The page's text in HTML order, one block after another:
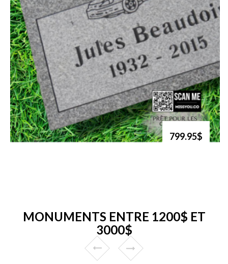
799.95$
MONUMENTS ENTRE 1200$ ET
3000$